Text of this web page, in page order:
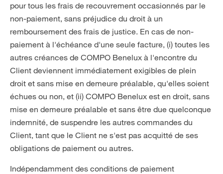
pour tous les frais de recouvrement occasionnés par le
non-paiement, sans préjudice du droit à un
remboursement des frais de justice. En cas de non-
paiement à l'échéance d'une seule facture, (i) toutes les
autres créances de COMPO Benelux à l'encontre du
Client deviennent immédiatement exigibles de plein
droit et sans mise en demeure préalable, qu'elles soient
échues ou non, et (ii) COMPO Benelux est en droit, sans
mise en demeure préalable et sans être due quelconque
indemnité, de suspendre les autres commandes du
Client, tant que le Client ne s'est pas acquitté de ses
obligations de paiement ou autres.
Indépendamment des conditions de paiement